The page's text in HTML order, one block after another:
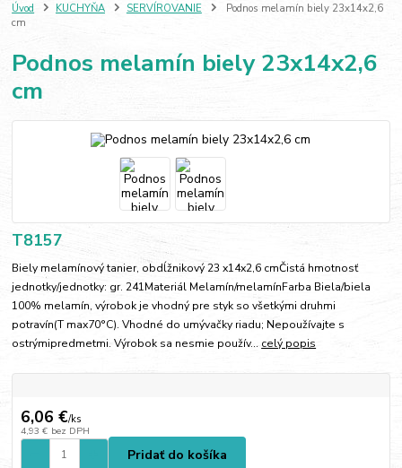
Úvod KUCHYŇA SERVÍROVANIE
Podnos melamín biely 23x14x2,6
cm
Podnos melamín biely 23x14x2,6
cm
T8157
Biely melamínový tanier, obdĺžnikový 23 x14x2,6 cmČistá hmotnosť
jednotky/jednotky: gr. 241Materiál Melamín/melamínFarba Biela/biela
100% melamín, výrobok je vhodný pre styk so všetkými druhmi
potravín(T max70°C). Vhodné do umývačky riadu; Nepoužívajte s
ostrýmipredmetmi. Výrobok sa nesmie použív... celý popis
6,06 €/ks
4,93 € bez DPH
Pridať do košíka